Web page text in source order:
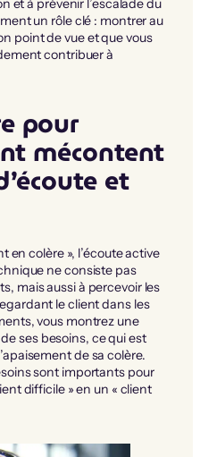
et à prévenir l’escalade du
un rôle clé : montrer au
point de vue et que vous
contribuer à
pour
mécontent
et
en colère », l’écoute active
ne consiste pas
mais aussi à percevoir les
le client dans les
vous montrez une
ses besoins, ce qui est
de sa colère.
sont importants pour
difficile » en un « client